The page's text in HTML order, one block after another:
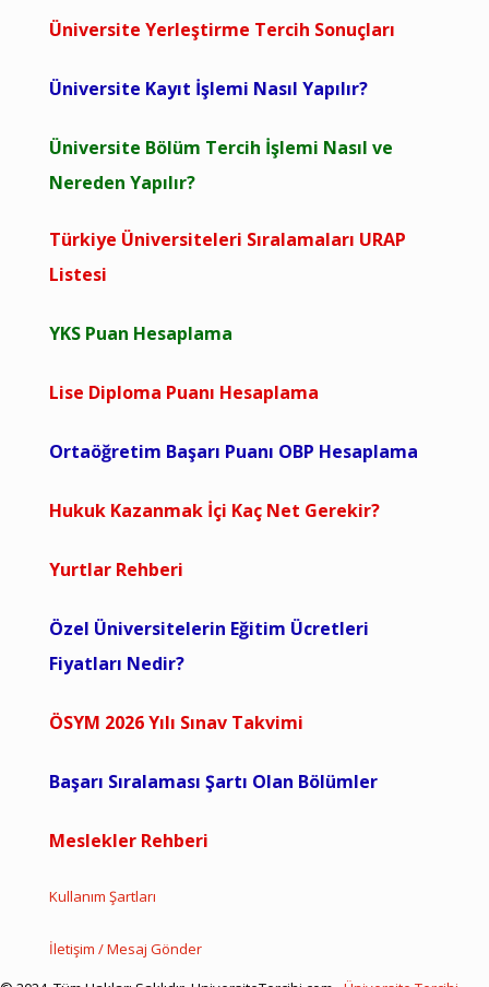
Üniversite Yerleştirme Tercih Sonuçları
Üniversite Kayıt İşlemi Nasıl Yapılır?
Üniversite Bölüm Tercih İşlemi Nasıl ve
Nereden Yapılır?
Türkiye Üniversiteleri Sıralamaları URAP
Listesi
YKS Puan Hesaplama
Lise Diploma Puanı Hesaplama
Ortaöğretim Başarı Puanı OBP Hesaplama
Hukuk Kazanmak İçi Kaç Net Gerekir?
Yurtlar Rehberi
Özel Üniversitelerin Eğitim Ücretleri
Fiyatları Nedir?
ÖSYM 2026 Yılı Sınav Takvimi
Başarı Sıralaması Şartı Olan Bölümler
Meslekler Rehberi
Kullanım Şartları
İletişim / Mesaj Gönder